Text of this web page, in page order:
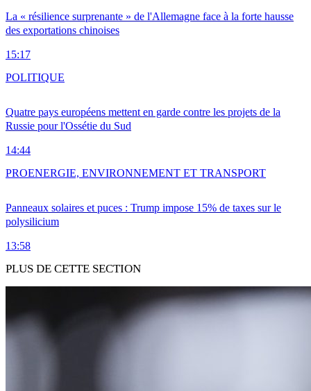
La « résilience surprenante » de l'Allemagne face à la forte hausse
des exportations chinoises
15:17
Quatre pays européens mettent en garde contre les projets de la
Russie pour l'Ossétie du Sud
14:44
POLITIQUE
Panneaux solaires et puces : Trump impose 15% de taxes sur le
polysilicium
13:58
PROENERGIE, ENVIRONNEMENT ET TRANSPORT
PLUS DE CETTE SECTION